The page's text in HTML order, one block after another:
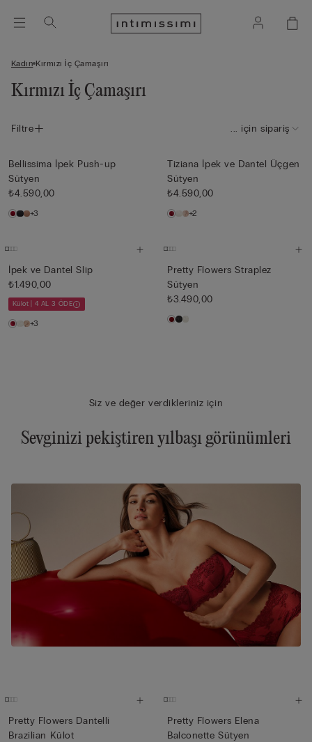
Kadın Kırmızı İç Çamaşırı
Kırmızı İç Çamaşırı
Filtre ... için sipariş
Bellissima İpek Push-up
Sütyen
₺4.590,00
+3
Tiziana İpek ve Dantel Üçgen
Sütyen
₺4.590,00
+2
İpek ve Dantel Slip
₺1.490,00
Külot | 4 AL 3 ÖDE
+3
Pretty Flowers Straplez
Sütyen
₺3.490,00
Siz ve değer verdikleriniz için
Sevginizi pekiştiren yılbaşı görünümleri
Pretty Flowers Dantelli
Brazilian Külot
Pretty Flowers Elena
Balconette Sütyen